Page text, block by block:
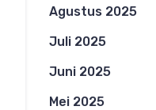
Agustus 2025
Juli 2025
Juni 2025
Mei 2025